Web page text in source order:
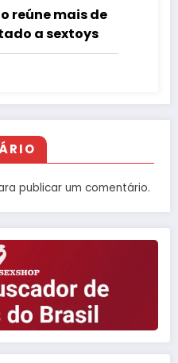
reúne mais de
a sextoys
publicar um comentário.